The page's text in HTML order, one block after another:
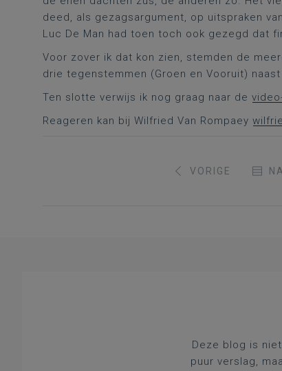
deed, als gezagsargument, op uitspraken
Luc De Man had toen toch ook gezegd dat
Voor zover ik dat kon zien, stemden de
drie tegenstemmen (Groen en Vooruit)
Ten slotte verwijs ik nog graag naar de
Reageren kan bij Wilfried Van Rompaey
VORIGE
Deze blog is
puur verslag,